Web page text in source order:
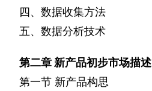
四、数据收集方法
五、数据分析技术
第二章 新产品初步市场描述
第一节 新产品构思